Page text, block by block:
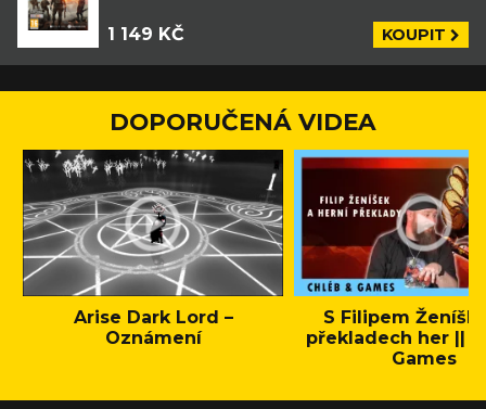
1 149 KČ KOUPIT
DOPORUČENÁ VIDEA
Arise Dark Lord –
Oznámení
S Filipem
překladech her ||
Games